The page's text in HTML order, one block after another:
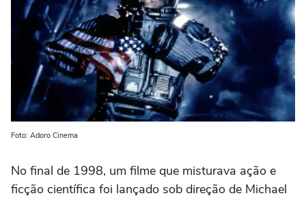
Foto: Adoro Cinema
No final de 1998, um filme que misturava ação e
ficção científica foi lançado sob direção de Michael